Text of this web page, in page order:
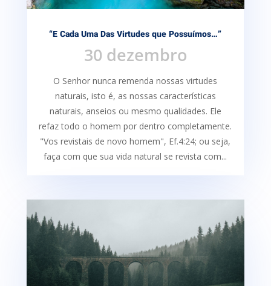
“E Cada Uma Das Virtudes que Possuímos…”
30 dezembro
O Senhor nunca remenda nossas virtudes
naturais, isto é, as nossas características
naturais, anseios ou mesmo qualidades. Ele
refaz todo o homem por dentro completamente.
"Vos revistais de novo homem", Ef.4:24; ou seja,
faça com que sua vida natural se revista com...